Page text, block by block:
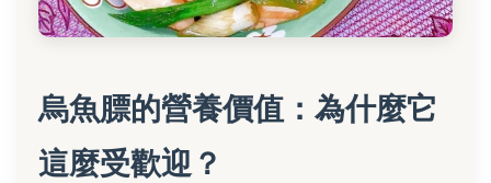
烏魚膘的營養價值：為什麼它
這麼受歡迎？